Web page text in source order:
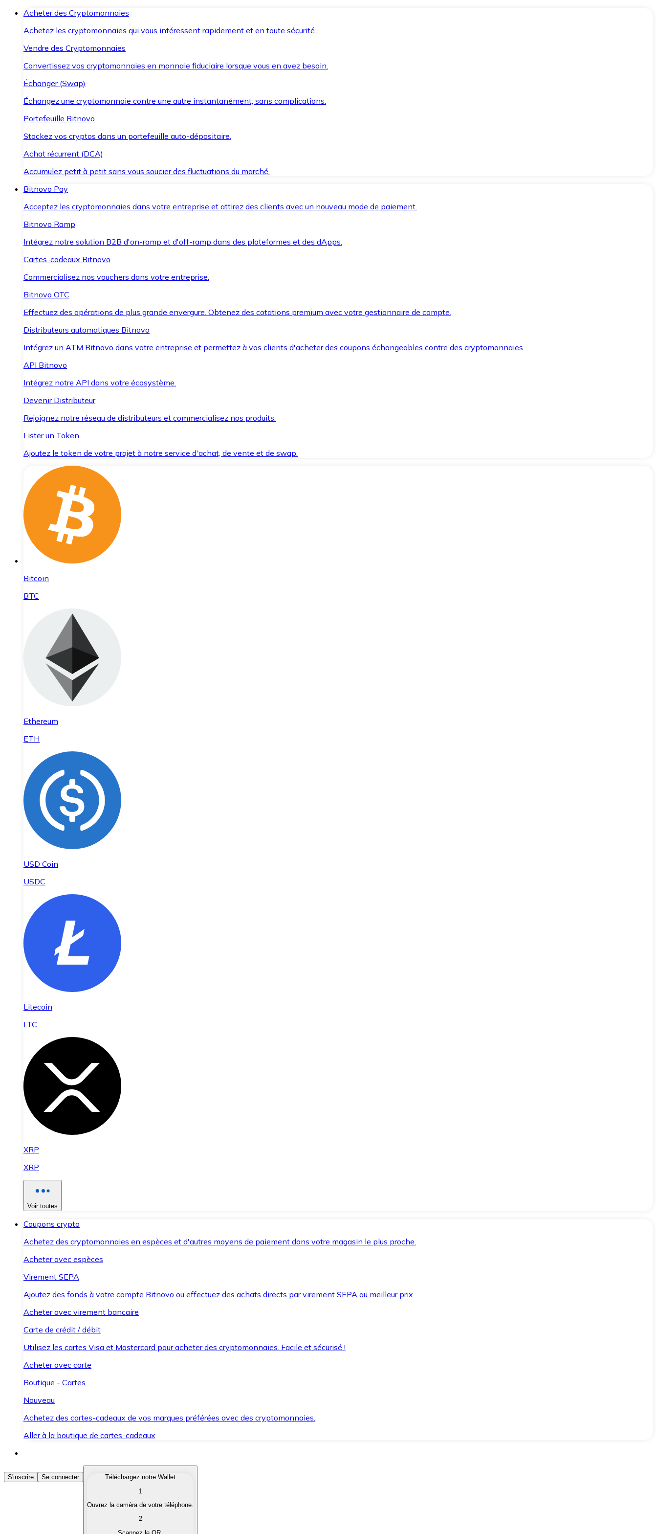
Acheter des Cryptomonnaies
Achetez les cryptomonnaies qui vous intéressent rapidement et en toute sécurité.
Vendre des Cryptomonnaies
Convertissez vos cryptomonnaies en monnaie fiduciaire lorsque vous en avez besoin.
Échanger (Swap)
Échangez une cryptomonnaie contre une autre instantanément, sans complications.
Portefeuille Bitnovo
Stockez vos cryptos dans un portefeuille auto-dépositaire.
Achat récurrent (DCA)
Accumulez petit à petit sans vous soucier des fluctuations du marché.
Bitnovo Pay
Acceptez les cryptomonnaies dans votre entreprise et attirez des clients avec un nouveau mode de paiement.
Bitnovo Ramp
Intégrez notre solution B2B d'on-ramp et d'off-ramp dans des plateformes et des dApps.
Cartes-cadeaux Bitnovo
Commercialisez nos vouchers dans votre entreprise.
Bitnovo OTC
Effectuez des opérations de plus grande envergure. Obtenez des cotations premium avec votre gestionnaire de compte.
Distributeurs automatiques Bitnovo
Intégrez un ATM Bitnovo dans votre entreprise et permettez à vos clients d'acheter des coupons échangeables contre des cryptomonnaies.
API Bitnovo
Intégrez notre API dans votre écosystème.
Devenir Distributeur
Rejoignez notre réseau de distributeurs et commercialisez nos produits.
Lister un Token
Ajoutez le token de votre projet à notre service d'achat, de vente et de swap.
Bitcoin
BTC
Ethereum
ETH
USD Coin
USDC
Litecoin
LTC
XRP
XRP
Voir toutes
Coupons crypto
Achetez des cryptomonnaies en espèces et d'autres moyens de paiement dans votre magasin le plus proche.
Acheter avec espèces
Virement SEPA
Ajoutez des fonds à votre compte Bitnovo ou effectuez des achats directs par virement SEPA au meilleur prix.
Acheter avec virement bancaire
Carte de crédit / débit
Utilisez les cartes Visa et Mastercard pour acheter des cryptomonnaies. Facile et sécurisé !
Acheter avec carte
Boutique - Cartes
Nouveau
Achetez des cartes-cadeaux de vos marques préférées avec des cryptomonnaies.
Aller à la boutique de cartes-cadeaux
Acheter des Cryptomonnaies
Achetez les cryptomonnaies qui vous intéressent rapidement et en toute sécurité.
Convertissez vos cryptomonnaies en monnaie fiduciaire lorsque vous en avez besoin.
S'inscrire Se connecter
Téléchargez notre Wallet
1
Ouvrez la caméra de votre téléphone.
2